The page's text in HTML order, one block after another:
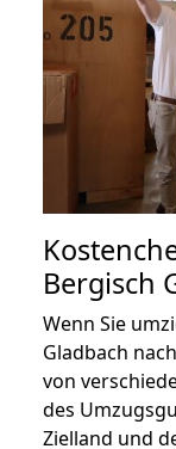
Bergisch
Wenn Sie
Gladbach
von
des
Zielland und